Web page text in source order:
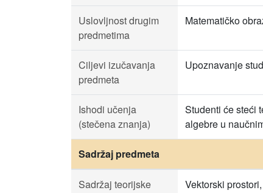
Uslovljnost drugim
predmetima
Matematičko
Ciljevi izučavanja
predmeta
Upoznavanje
Ishodi učenja
(stečena znanja)
Studenti će steći
algebre u
Sadržaj predmeta
Sadržaj teorijske
Vektorski